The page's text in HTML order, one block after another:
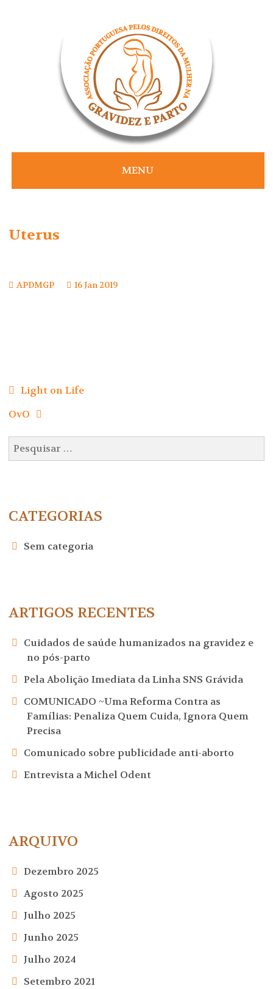
MENU
Uterus
APDMGP 16 Jan 2019
de
artigos
Light on Life
OvO
Pesquisar
por:
CATEGORIAS
Sem categoria
ARTIGOS RECENTES
Cuidados de saúde humanizados na gravidez e
no pós-parto
Pela Abolição Imediata da Linha SNS Grávida
COMUNICADO ~Uma Reforma Contra as
Famílias: Penaliza Quem Cuida, Ignora Quem
Precisa
Comunicado sobre publicidade anti-aborto
Entrevista a Michel Odent
ARQUIVO
Dezembro 2025
Agosto 2025
Julho 2025
Junho 2025
Julho 2024
Setembro 2021